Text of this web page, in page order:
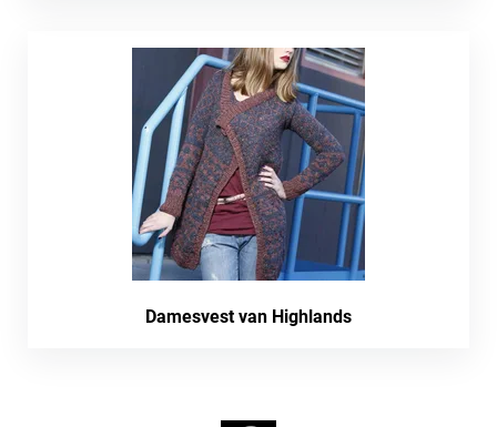
Damesvest van Highlands